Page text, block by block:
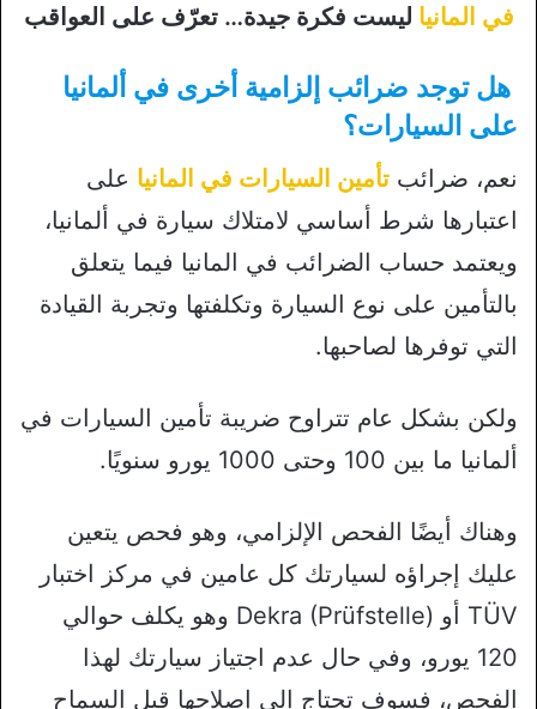
في المانيا ليست فكرة جيدة… تعرّف على العواقب
هل توجد ضرائب إلزامية أخرى في ألمانيا
على السيارات؟
نعم، ضرائب تأمين السيارات في المانيا على
اعتبارها شرط أساسي لامتلاك سيارة في ألمانيا،
ويعتمد حساب الضرائب في المانيا فيما يتعلق
بالتأمين على نوع السيارة وتكلفتها وتجربة القيادة
التي توفرها لصاحبها.
ولكن بشكل عام تتراوح ضريبة تأمين السيارات في
ألمانيا ما بين 100 وحتى 1000 يورو سنويًا.
وهناك أيضًا الفحص الإلزامي، وهو فحص يتعين
عليك إجراؤه لسيارتك كل عامين في مركز اختبار
TÜV أو (Dekra (Prüfstelle وهو يكلف حوالي
120 يورو، وفي حال عدم اجتياز سيارتك لهذا
الفحص، فسوف تحتاج إلى إصلاحها قبل السماح